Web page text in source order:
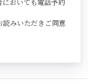
においても電話予約
みいただきご同意